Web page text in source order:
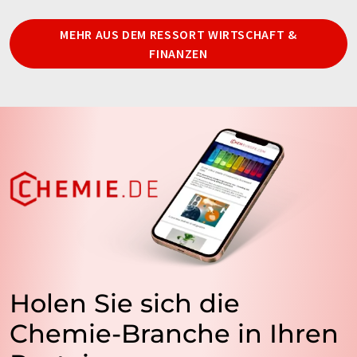
MEHR AUS DEM RESSORT WIRTSCHAFT &
FINANZEN
Holen Sie sich die
Chemie-Branche in Ihren